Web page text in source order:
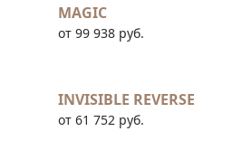
MAGIC
от 99 938 руб.
INVISIBLE REVERSE
от 61 752 руб.